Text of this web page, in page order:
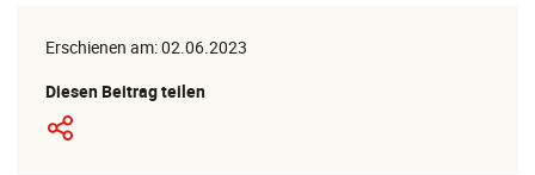
Erschienen am: 02.06.2023
Diesen Beitrag teilen